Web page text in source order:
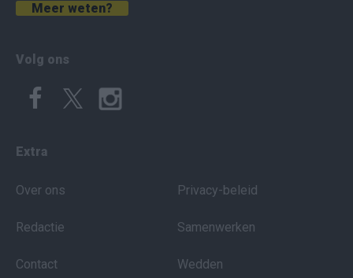
Meer weten?
Volg ons
Extra
Over ons
Redactie
Contact
Privacy-beleid
Samenwerken
Wedden